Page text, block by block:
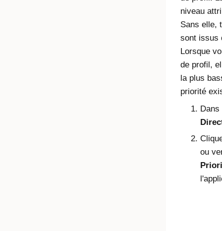
niveau
Sans elle,
sont issus
Lorsque
de profil,
la plus
priorité
Dans
ou